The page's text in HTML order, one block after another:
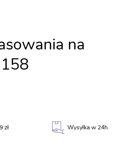
na
zł Wysyłka w 24h